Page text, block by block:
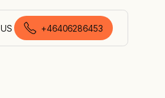
US
svenska (Sverige)
+46406286453